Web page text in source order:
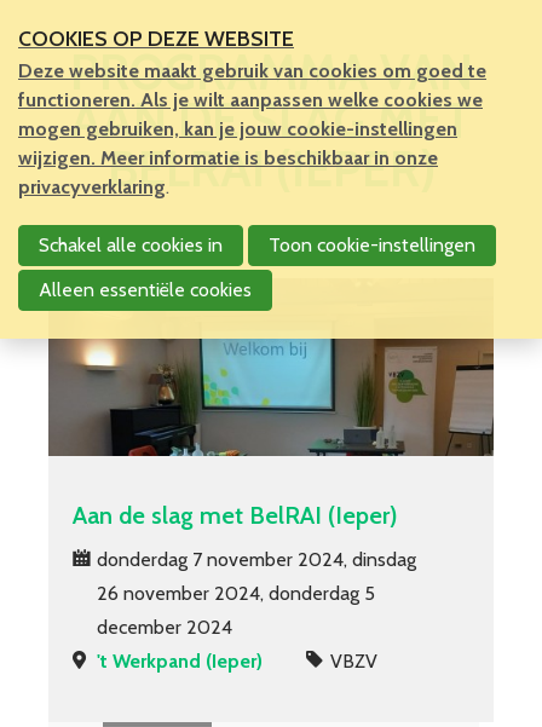
PROGRAMMA VAN
AAN DE SLAG MET
BELRAI (IEPER)
Aan de slag met BelRAI (Ieper)
donderdag 7 november 2024, dinsdag
26 november 2024, donderdag 5
december 2024
't Werkpand (Ieper)
VBZV
COOKIES OP DEZE WEBSITE
Deze website maakt gebruik van cookies om goed te
functioneren. Als je wilt aanpassen welke cookies we
mogen gebruiken, kan je jouw cookie-instellingen
wijzigen. Meer informatie is beschikbaar in onze
privacyverklaring.
Schakel alle cookies in
Toon cookie-instellingen
Alleen essentiële cookies